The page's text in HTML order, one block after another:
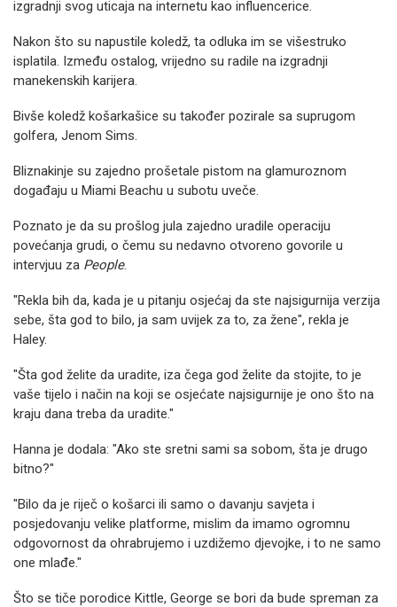
izgradnji svog uticaja na internetu kao influencerice.
Nakon što su napustile koledž, ta odluka im se višestruko
isplatila. Između ostalog, vrijedno su radile na izgradnji
manekenskih karijera.
Bivše koledž košarkašice su također pozirale sa suprugom
golfera, Jenom Sims.
Bliznakinje su zajedno prošetale pistom na glamuroznom
događaju u Miami Beachu u subotu uveče.
Poznato je da su prošlog jula zajedno uradile operaciju
povećanja grudi, o čemu su nedavno otvoreno govorile u
intervjuu za People.
"Rekla bih da, kada je u pitanju osjećaj da ste najsigurnija verzija
sebe, šta god to bilo, ja sam uvijek za to, za žene", rekla je
Haley.
"Šta god želite da uradite, iza čega god želite da stojite, to je
vaše tijelo i način na koji se osjećate najsigurnije je ono što na
kraju dana treba da uradite."
Hanna je dodala: "Ako ste sretni sami sa sobom, šta je drugo
bitno?"
"Bilo da je riječ o košarci ili samo o davanju savjeta i
posjedovanju velike platforme, mislim da imamo ogromnu
odgovornost da ohrabrujemo i uzdižemo djevojke, i to ne samo
one mlađe."
Što se tiče porodice Kittle, George se bori da bude spreman za